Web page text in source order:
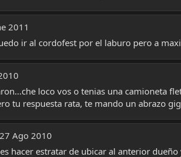
2011
ir al cordofest por el laburo pero a
loco vos o tenias una camioneta
tu respuesta rata, te mando un abrazo
27 Ago 2010
hacer estratar de ubicar al anterior